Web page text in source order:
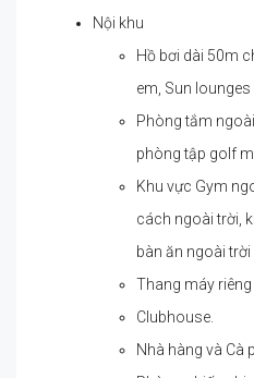
Nội khu
Hồ bơi dài 50m
em, Sun lounges
Phòng tắm
phòng tập golf
Khu vực Gym
cách ngoài trời,
bàn ăn ngoài trời
Thang máy
Clubhouse.
Nhà hàng và Cà